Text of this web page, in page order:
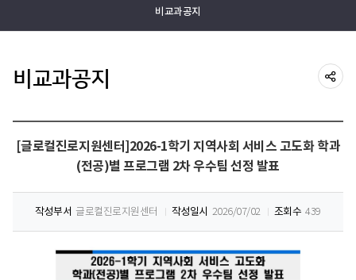
비교과공지
비교과공지
[글로컬진로지원센터]2026-1학기 지역사회 서비스 고도화 학과
(전공)별 프로그램 2차 우수팀 선정 발표
작성부서 글로컬진로지원센터 작성일시 2026/07/02 조회수 439